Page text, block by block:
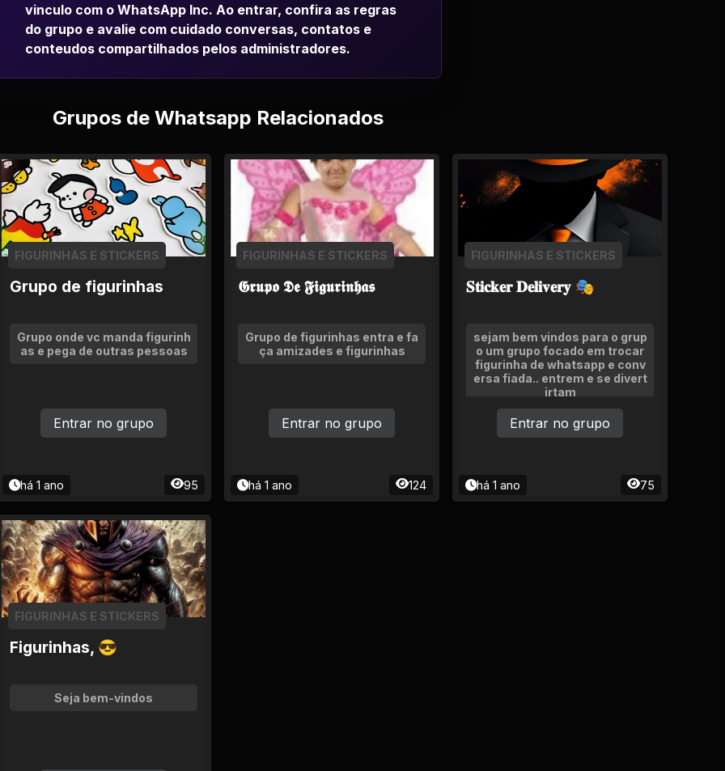
vinculo com o WhatsApp Inc. Ao entrar, confira as regras
do grupo e avalie com cuidado conversas, contatos e
conteudos compartilhados pelos administradores.
Grupos de Whatsapp Relacionados
Grupo de figurinhas
FIGURINHAS E STICKERS
Grupo onde vc manda figurinh
as e pega de outras pessoas
há 1 ano 95
Entrar no grupo
𝕲𝖗𝖚𝖕𝖔 𝕯𝖊 𝕱𝖎𝖌𝖚𝖗𝖎𝖓𝖍𝖆𝖘
FIGURINHAS E STICKERS
Grupo de figurinhas entra e fa
ça amizades e figurinhas
há 1 ano 124
Entrar no grupo
𝐒𝐭𝐢𝐜𝐤𝐞𝐫 𝐃𝐞𝐥𝐢𝐯𝐞𝐫𝐲 🎭
FIGURINHAS E STICKERS
sejam bem vindos para o grup
o um grupo focado em trocar
figurinha de whatsapp e conv
ersa fiada.. entrem e se divert
irtam
há 1 ano 75
Entrar no grupo
Figurinhas, 😎
FIGURINHAS E STICKERS
Seja bem-vindos